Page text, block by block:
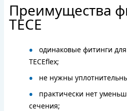
Преимущества
TECE
одинаковые фитинги
TECEflex;
не нужны
практически нет
сечения;